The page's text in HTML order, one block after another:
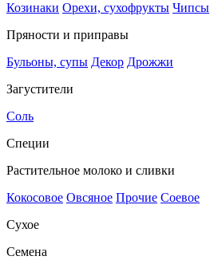
Козинаки Орехи, сухофрукты Чипсы
Пряности и приправы
Бульоны, супы Декор Дрожжи
Загустители
Соль
Специи
Растительное молоко и сливки
Кокосовое Овсяное Прочие Соевое
Сухое
Семена